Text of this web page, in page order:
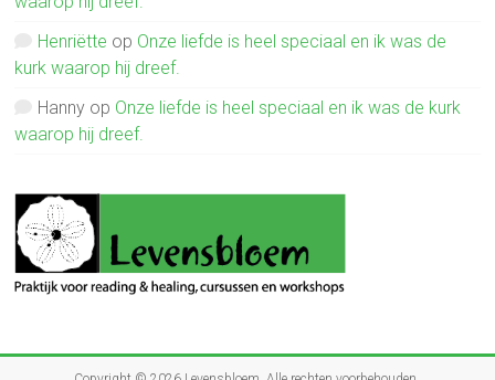
Henriëtte op Onze liefde is heel speciaal en ik was de
kurk waarop hij dreef.
Hanny op Onze liefde is heel speciaal en ik was de kurk
waarop hij dreef.